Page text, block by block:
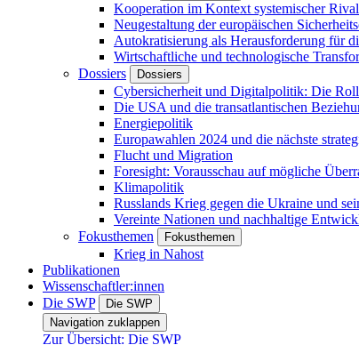
Kooperation im Kontext systemischer
Neugestaltung der europäischen
Autokratisierung als Herausforderung für
Wirtschaftliche und technologische
Dossiers
Dossiers
Cybersicherheit und Digitalpolitik: Die
Die USA und die transatlantischen
Energiepolitik
Europawahlen 2024 und die nächste
Flucht und Migration
Foresight: Vorausschau auf mögliche
Klimapolitik
Russlands Krieg gegen die Ukraine und
Vereinte Nationen und nachhaltige
Fokusthemen
Fokusthemen
Krieg in Nahost
Publikationen
Wissenschaftler:innen
Die SWP
Die SWP
Navigation zuklappen
Zur Übersicht: Die SWP